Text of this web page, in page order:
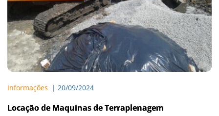
Informações
  |
20/09/2024
Locação de Maquinas de Terraplenagem